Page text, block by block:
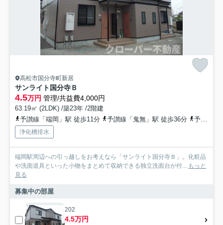
高松市国分寺町新居
サンライト国分寺Ｂ
4.5万円 管理/共益費4,000円
63.19㎡ (2LDK) /築23年 /2階建
予讃線「端岡」駅 徒歩11分
予讃線「鬼無」駅 徒歩36分 予讃線「国分」駅 徒歩40分
浄化槽排水
端岡駅周辺への引っ越しをお考えなら「サンライト国分寺Ｂ」。化粧品
や洗面道具といった小物をまとめて収納できる独立洗面台が付... もっと
見る
募集中の部屋
202
4.5万円